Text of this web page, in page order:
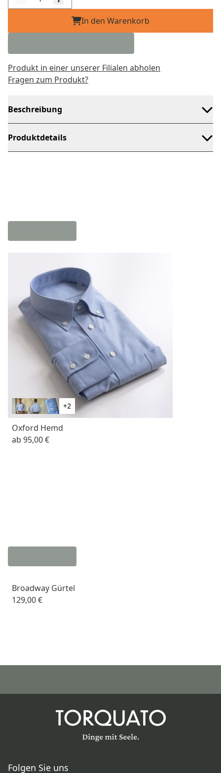
In den Warenkorb
Produkt in einer unserer Filialen abholen
Fragen zum Produkt?
Beschreibung
Produktdetails
+2
Oxford Hemd
ab 95,00 €
Broadway Gürtel
129,00 €
Folgen Sie uns